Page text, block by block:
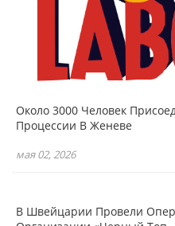
Около 3000 Человек
Процессии В Женеве
мая 02, 2026
В Швейцарии Провели